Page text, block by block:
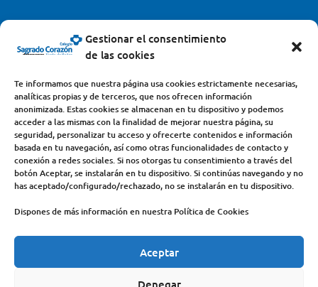
Gestionar el consentimiento
de las cookies
Te informamos que nuestra página usa cookies estrictamente necesarias,
analíticas propias y de terceros, que nos ofrecen información
anonimizada. Estas cookies se almacenan en tu dispositivo y podemos
acceder a las mismas con la finalidad de mejorar nuestra página, su
seguridad, personalizar tu acceso y ofrecerte contenidos e información
basada en tu navegación, así como otras funcionalidades de contacto y
conexión a redes sociales. Si nos otorgas tu consentimiento a través del
botón Aceptar, se instalarán en tu dispositivo. Si continúas navegando y no
has aceptado/configurado/rechazado, no se instalarán en tu dispositivo.
Dispones de más información en nuestra Política de Cookies
Aceptar
Denegar
centro@scjdehon.com
Colegio y Seminario Sagrado Corazón
Avda. Castilla y León, s/n – 34200 – Venta de Baños
(Palencia) – Teléfono 979770649
COLEGIO DEHONIANOS
CANAL ÉTICO
ACCESO PROFESORES
ACTUALIDAD